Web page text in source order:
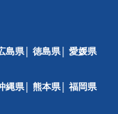
島県 徳島県
愛媛県
縄県 熊本県
福岡県